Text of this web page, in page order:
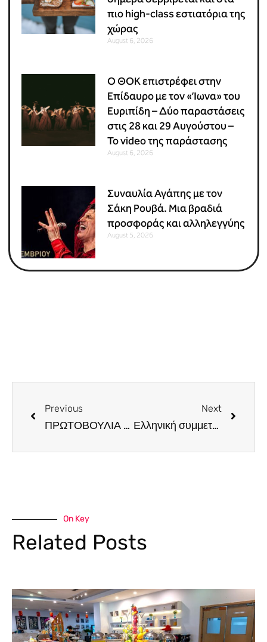
πιο high-class εστιατόρια της
χώρας
August 6, 2026
Ο ΘΟΚ επιστρέφει στην
Επίδαυρο με τον «Ίωνα» του
Ευριπίδη – Δύο παραστάσεις
στις 28 και 29 Αυγούστου –
Το video της παράστασης
August 6, 2026
Συναυλία Αγάπης με τον
Σάκη Ρουβά. Μια βραδιά
προσφοράς και αλληλεγγύης
August 5, 2026
Previous
ΠΡΩΤΟΒΟΥΛΙΑ “SPONSOR YOUR EMPLOYEE” από το Intercollege
Next
Ελληνική συμμετοχή στον παγκόσμιο διαγωνισμό αρτοποιίας “THE iba CUP OF BAKERS 2023”, στο Μόναχο
On Key
Related Posts